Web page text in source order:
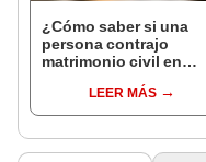
¿Cómo saber si una
persona contrajo
matrimonio civil en
LEER MÁS